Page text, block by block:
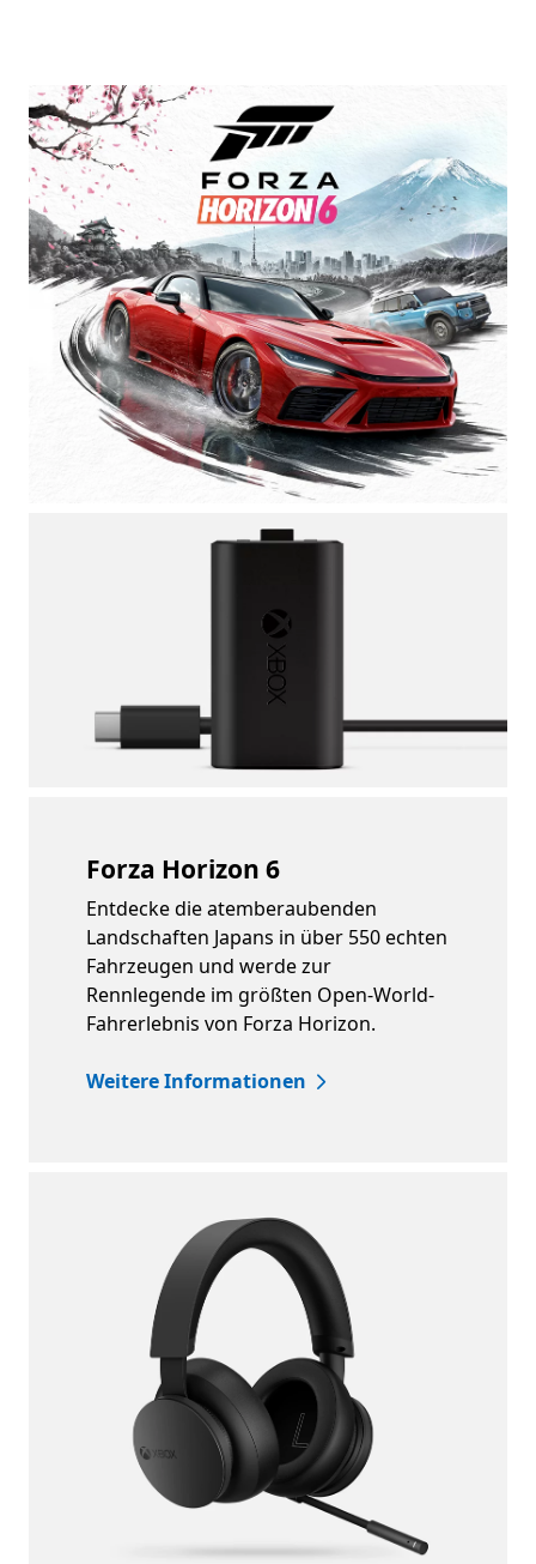
Forza Horizon 6
Entdecke die atemberaubenden
Landschaften Japans in über 550 echten
Fahrzeugen und werde zur
Rennlegende im größten Open-World-
Fahrerlebnis von Forza Horizon.
Weitere Informationen